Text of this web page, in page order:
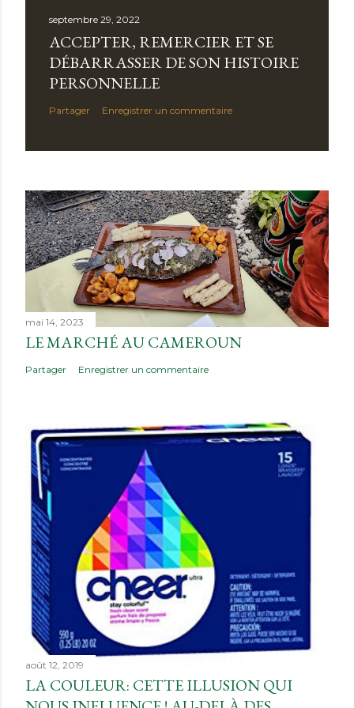
septembre 29, 2022
ACCEPTER, REMERCIER ET SE
DÉBARRASSER DE SON HISTOIRE
PERSONNELLE
Partager Enregistrer un commentaire
mai 14, 2023
LE MARCHÉ AU CAMEROUN
Partager Enregistrer un commentaire
août 12, 2019
LA COULEUR: CETTE ILLUSION QUI